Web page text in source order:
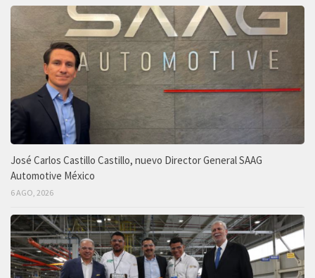
José Carlos Castillo Castillo, nuevo Director General SAAG
Automotive México
6 AGO, 2026